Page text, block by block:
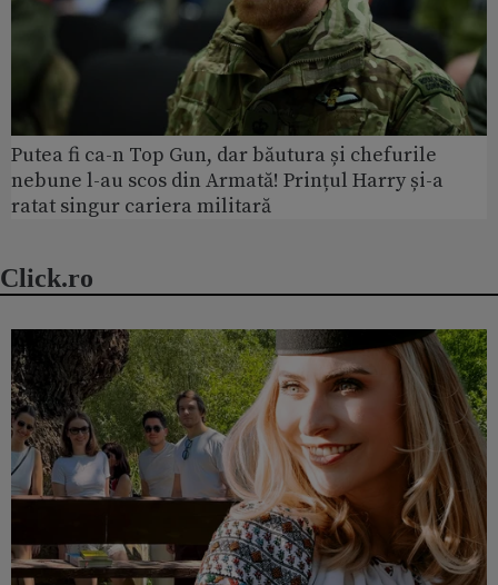
Putea fi ca-n Top Gun, dar băutura și chefurile
nebune l-au scos din Armată! Prințul Harry și-a
ratat singur cariera militară
Click.ro